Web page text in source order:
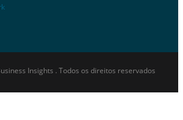
Insights . Todos os direitos reservados